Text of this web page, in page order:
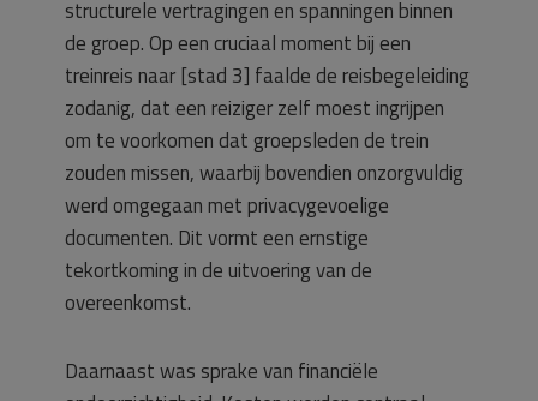
structurele vertragingen en spanningen binnen
de groep. Op een cruciaal moment bij een
treinreis naar [stad 3] faalde de reisbegeleiding
zodanig, dat een reiziger zelf moest ingrijpen
om te voorkomen dat groepsleden de trein
zouden missen, waarbij bovendien onzorgvuldig
werd omgegaan met privacygevoelige
documenten. Dit vormt een ernstige
tekortkoming in de uitvoering van de
overeenkomst.
Daarnaast was sprake van financiële